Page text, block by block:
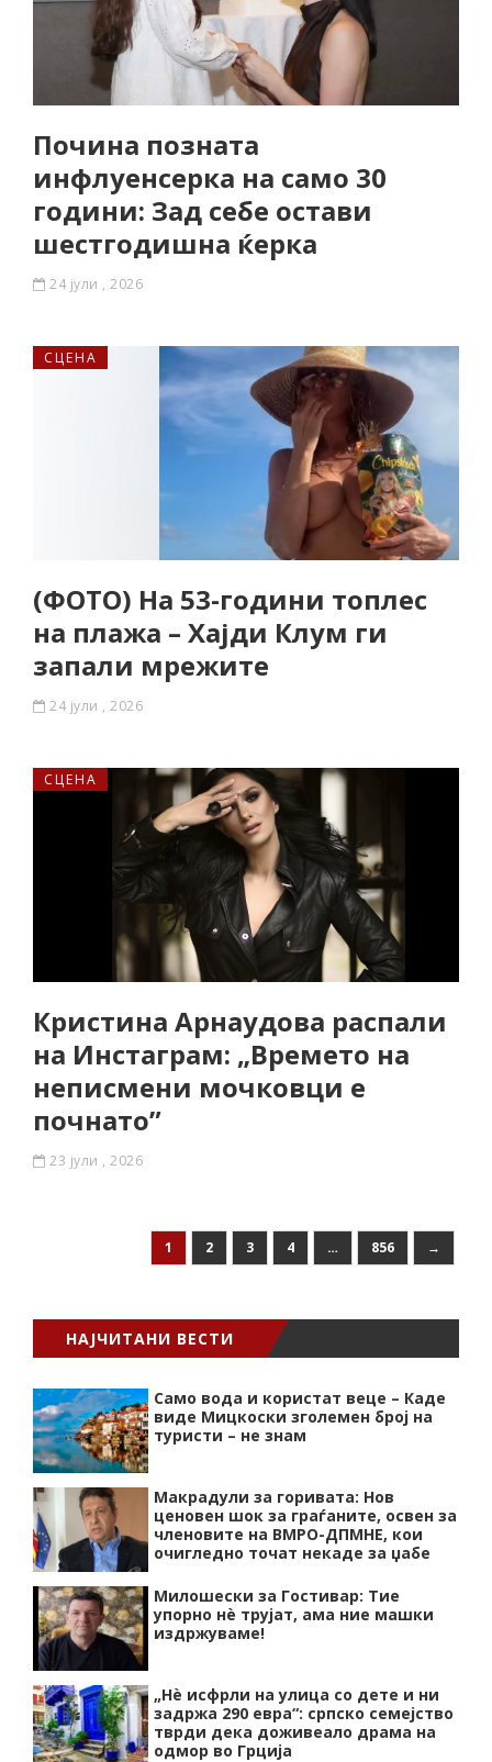
Почина позната
инфлуенсерка на само 30
години: Зад себе остави
шестгодишна ќерка
24 јули , 2026
СЦЕНА
(ФОТО) На 53-години топлес
на плажа – Хајди Клум ги
запали мрежите
24 јули , 2026
СЦЕНА
Кристина Арнаудова распали
на Инстаграм: „Времето на
неписмени мочковци е
почнато”
23 јули , 2026
1 2 3 4 … 856 →
НАЈЧИТАНИ ВЕСТИ
Само вода и користат веце – Каде
виде Мицкоски зголемен број на
туристи – не знам
Макрадули за горивата: Нов
ценовен шок за граѓаните, освен за
членовите на ВМРО-ДПМНЕ, кои
очигледно точат некаде за џабе
Милошески за Гостивар: Тие
упорно нѐ трујат, ама ние машки
издржуваме!
„Нѐ исфрли на улица со дете и ни
задржа 290 евра“: српско семејство
тврди дека доживеало драма на
одмор во Грција